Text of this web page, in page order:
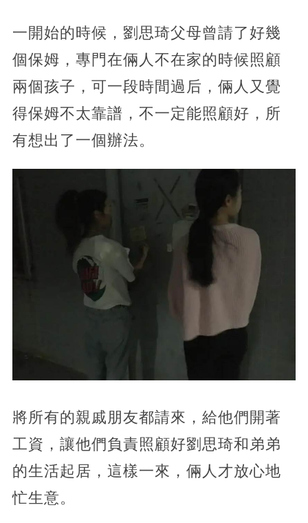
一開始的時候，劉思琦父母曾請了好幾
個保姆，專門在倆人不在家的時候照顧
兩個孩子，可一段時間過后，倆人又覺
得保姆不太靠譜，不一定能照顧好，所
有想出了一個辦法。
將所有的親戚朋友都請來，給他們開著
工資，讓他們負責照顧好劉思琦和弟弟
的生活起居，這樣一來，倆人才放心地
忙生意。